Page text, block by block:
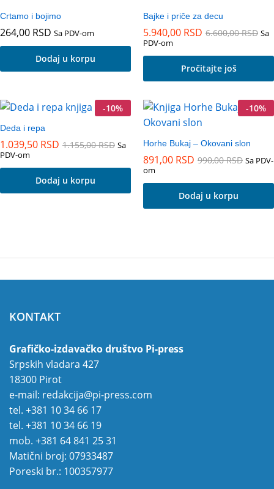
Crtamo i bojimo
264,00 RSD Sa PDV-om
Dodaj u korpu
Bajke i priče za decu
5.940,00 RSD 6.600,00RSD Sa
PDV-om
Pročitajte još
-10%
Deda i repa
1.039,50 RSD 1.155,00RSD Sa
PDV-om
Dodaj u korpu
-10%
Horhe Bukaj – Okovani slon
891,00 RSD 990,00RSD Sa PDV-
om
Dodaj u korpu
KONTAKT
Grafičko-izdavačko društvo Pi-press
Srpskih vladara 427
18300 Pirot
e-mail: redakcija@pi-press.com
tel. +381 10 34 66 17
tel. +381 10 34 66 19
mob. +381 64 841 25 31
Matični broj: 07933487
Poreski br.: 100357977